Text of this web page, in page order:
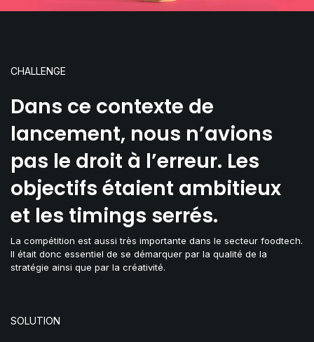
CHALLENGE
Dans ce contexte de
lancement, nous n’avions
pas le droit à l’erreur. Les
objectifs étaient ambitieux
et les timings serrés.
La compétition est aussi très importante dans le secteur foodtech.
Il était donc essentiel de se démarquer par la qualité de la
stratégie ainsi que par la créativité.
SOLUTION